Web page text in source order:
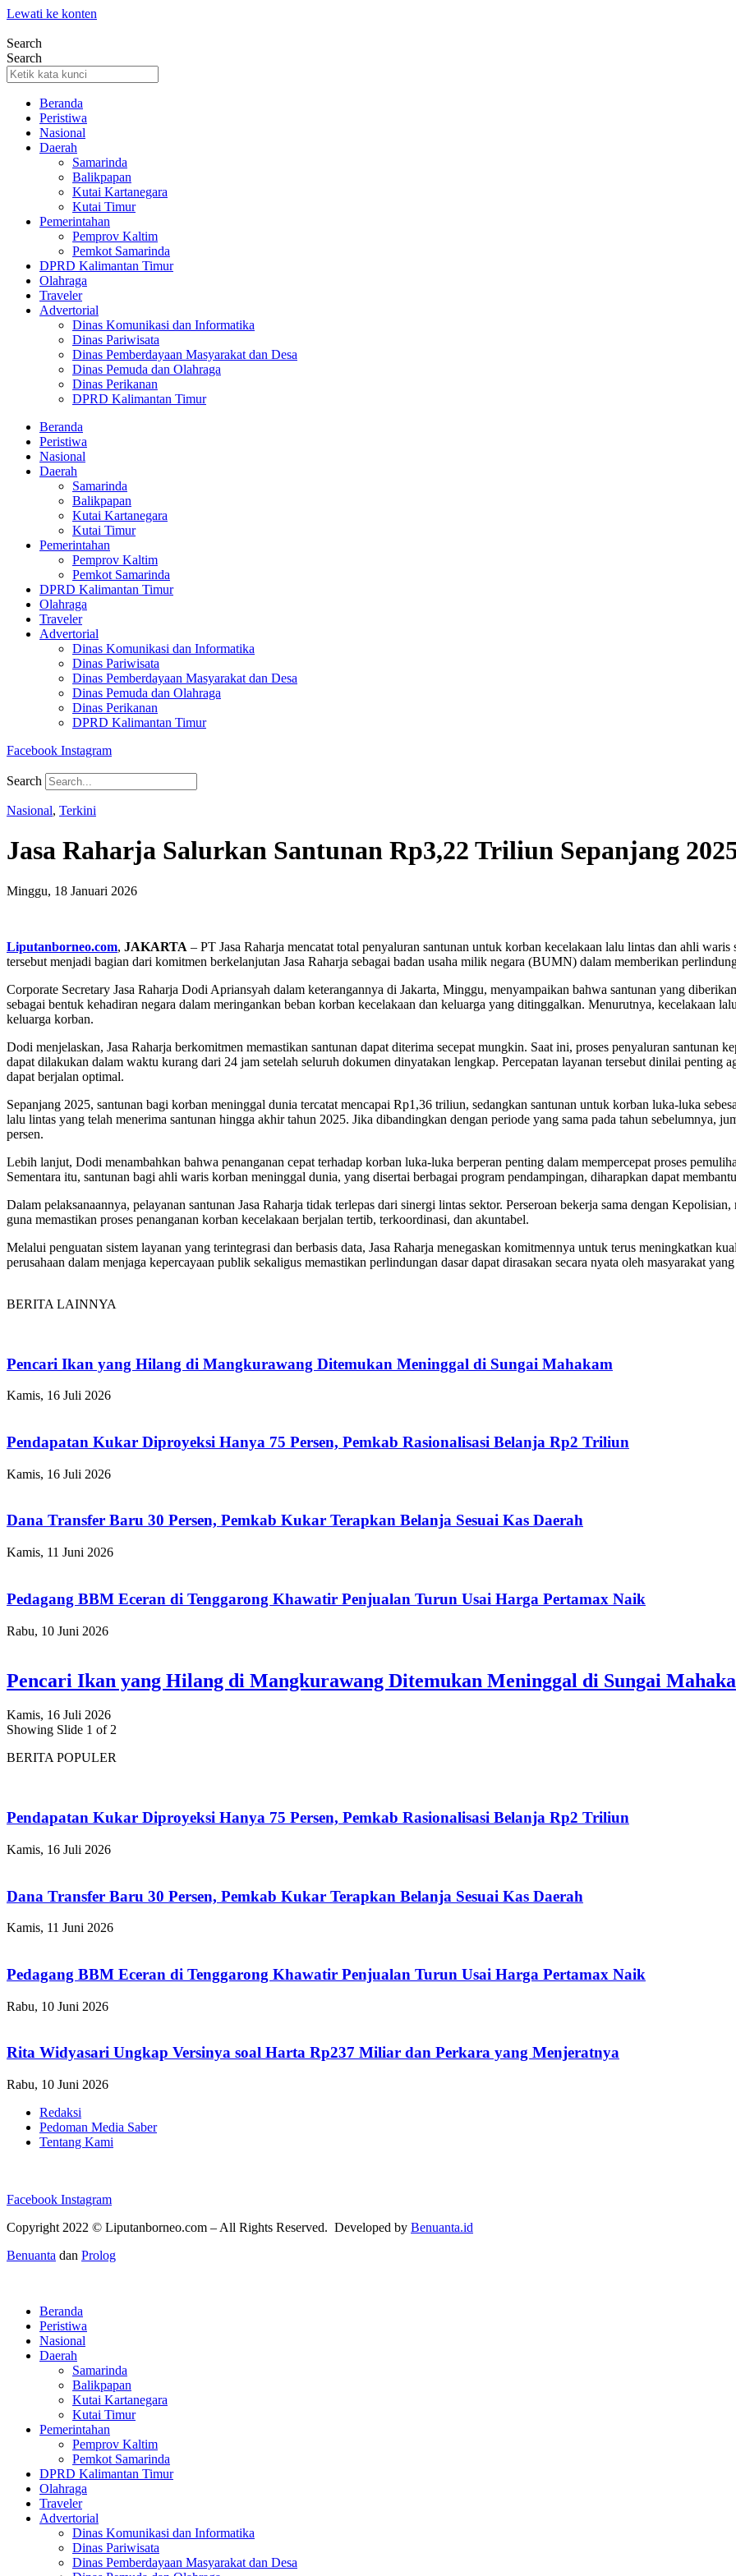
Lewati ke konten
Search
Search
Beranda
Peristiwa
Nasional
Daerah
Samarinda
Balikpapan
Kutai Kartanegara
Kutai Timur
Pemerintahan
Pemprov Kaltim
Pemkot Samarinda
DPRD Kalimantan Timur
Olahraga
Traveler
Advertorial
Dinas Komunikasi dan Informatika
Dinas Pariwisata
Dinas Pemberdayaan Masyarakat dan Desa
Dinas Pemuda dan Olahraga
Dinas Perikanan
DPRD Kalimantan Timur
Beranda
Peristiwa
Nasional
Daerah
Samarinda
Balikpapan
Kutai Kartanegara
Kutai Timur
Pemerintahan
Pemprov Kaltim
Pemkot Samarinda
DPRD Kalimantan Timur
Olahraga
Traveler
Advertorial
Dinas Komunikasi dan Informatika
Dinas Pariwisata
Dinas Pemberdayaan Masyarakat dan Desa
Dinas Pemuda dan Olahraga
Dinas Perikanan
DPRD Kalimantan Timur
Facebook Instagram
Search
Nasional, Terkini
Jasa Raharja Salurkan Santunan Rp3,22 Triliun Sepanjang
Minggu, 18 Januari 2026
Liputanborneo.com, JAKARTA – PT Jasa Raharja mencatat total penyaluran santunan untuk korban kecelakaan lalu lintas dan ahli
tersebut menjadi bagian dari komitmen berkelanjutan Jasa Raharja sebagai badan usaha milik negara (BUMN) dalam memberikan
Corporate Secretary Jasa Raharja Dodi Apriansyah dalam keterangannya di Jakarta, Minggu, menyampaikan bahwa santunan yang
sebagai bentuk kehadiran negara dalam meringankan beban korban kecelakaan dan keluarga yang ditinggalkan. Menurutnya, kecelakaan
keluarga korban.
Dodi menjelaskan, Jasa Raharja berkomitmen memastikan santunan dapat diterima secepat mungkin. Saat ini, proses penyaluran santunan
dapat dilakukan dalam waktu kurang dari 24 jam setelah seluruh dokumen dinyatakan lengkap. Percepatan layanan tersebut dinilai penting
dapat berjalan optimal.
Sepanjang 2025, santunan bagi korban meninggal dunia tercatat mencapai Rp1,36 triliun, sedangkan santunan untuk korban luka-luka
lalu lintas yang telah menerima santunan hingga akhir tahun 2025. Jika dibandingkan dengan periode yang sama pada tahun sebelumnya,
persen.
Lebih lanjut, Dodi menambahkan bahwa penanganan cepat terhadap korban luka-luka berperan penting dalam mempercepat proses
Sementara itu, santunan bagi ahli waris korban meninggal dunia, yang disertai berbagai program pendampingan, diharapkan dapat
Dalam pelaksanaannya, pelayanan santunan Jasa Raharja tidak terlepas dari sinergi lintas sektor. Perseroan bekerja sama dengan
guna memastikan proses penanganan korban kecelakaan berjalan tertib, terkoordinasi, dan akuntabel.
Melalui penguatan sistem layanan yang terintegrasi dan berbasis data, Jasa Raharja menegaskan komitmennya untuk terus meningkatkan
perusahaan dalam menjaga kepercayaan publik sekaligus memastikan perlindungan dasar dapat dirasakan secara nyata oleh masyarakat
BERITA LAINNYA
Pencari Ikan yang Hilang di Mangkurawang Ditemukan Meninggal di Sungai Mahakam
Kamis, 16 Juli 2026
Pendapatan Kukar Diproyeksi Hanya 75 Persen, Pemkab Rasionalisasi Belanja Rp2 Triliun
Kamis, 16 Juli 2026
Dana Transfer Baru 30 Persen, Pemkab Kukar Terapkan Belanja Sesuai Kas Daerah
Kamis, 11 Juni 2026
Pedagang BBM Eceran di Tenggarong Khawatir Penjualan Turun Usai Harga Pertamax Naik
Rabu, 10 Juni 2026
Pencari Ikan yang Hilang di Mangkurawang Ditemukan Meninggal di Sungai
Kamis, 16 Juli 2026
Showing Slide 1 of 2
BERITA POPULER
Pendapatan Kukar Diproyeksi Hanya 75 Persen, Pemkab Rasionalisasi Belanja Rp2 Triliun
Kamis, 16 Juli 2026
Dana Transfer Baru 30 Persen, Pemkab Kukar Terapkan Belanja Sesuai Kas Daerah
Kamis, 11 Juni 2026
Pedagang BBM Eceran di Tenggarong Khawatir Penjualan Turun Usai Harga Pertamax Naik
Rabu, 10 Juni 2026
Rita Widyasari Ungkap Versinya soal Harta Rp237 Miliar dan Perkara yang Menjeratnya
Rabu, 10 Juni 2026
Redaksi
Pedoman Media Saber
Tentang Kami
Facebook Instagram
Copyright 2022 © Liputanborneo.com – All Rights Reserved. Developed by Benuanta.id
Benuanta dan Prolog
Beranda
Peristiwa
Nasional
Daerah
Samarinda
Balikpapan
Kutai Kartanegara
Kutai Timur
Pemerintahan
Pemprov Kaltim
Pemkot Samarinda
DPRD Kalimantan Timur
Olahraga
Traveler
Advertorial
Dinas Komunikasi dan Informatika
Dinas Pariwisata
Dinas Pemberdayaan Masyarakat dan Desa